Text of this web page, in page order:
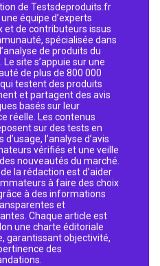
de Testsdeproduits.fr
équipe d’experts
et de contributeurs issus
spécialisée dans
de produits du
Le site s’appuie sur une
de plus de 800 000
testent des produits
et partagent des avis
basés sur leur
réelle. Les contenus
sur des tests en
l’analyse d’avis
vérifiés et une veille
nouveautés du marché.
de la rédaction est d’aider
à faire des choix
à des informations
et
Chaque article est
une charte éditoriale
garantissant objectivité,
des